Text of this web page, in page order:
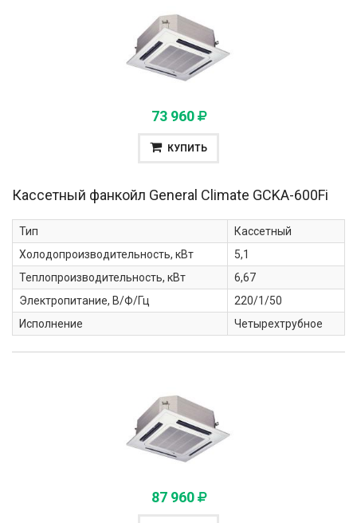
73 960
КУПИТЬ
Кассетный фанкойл General Climate GCKA-600Fi
Тип
Кассетный
Холодопроизводительность, кВт
5,1
Теплопроизводительность, кВт
6,67
Электропитание, В/Ф/Гц
220/1/50
Исполнение
Четырехтрубное
87 960